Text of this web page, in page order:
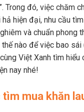
Trong đó, việc chăm
hiện đại, nhu cầu
và chuẩn phong
nào để việc bao
Việt Xanh tìm
nay nhé!
mua khăn